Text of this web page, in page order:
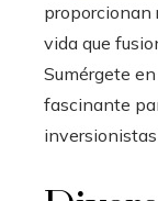
proporcionan
vida que
Sumérgete
fascinante